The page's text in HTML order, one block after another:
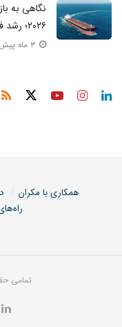
نگاهی به
۲۰۲۶؛ رشد فله خشک و تداوم استحکام بازار LPG
همکاری با مکران
تمامی